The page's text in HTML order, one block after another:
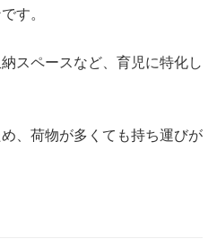
す。
スペースなど、育児に特化し
、荷物が多くても持ち運びが